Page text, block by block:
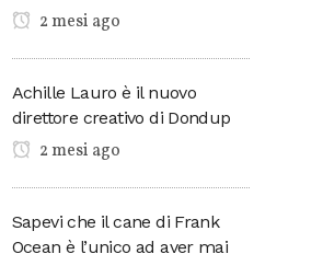
2 mesi ago
Achille Lauro è il nuovo
direttore creativo di Dondup
2 mesi ago
Sapevi che il cane di Frank
Ocean è l’unico ad aver mai